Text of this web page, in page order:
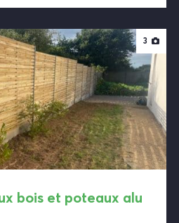
3
bois et poteaux alu